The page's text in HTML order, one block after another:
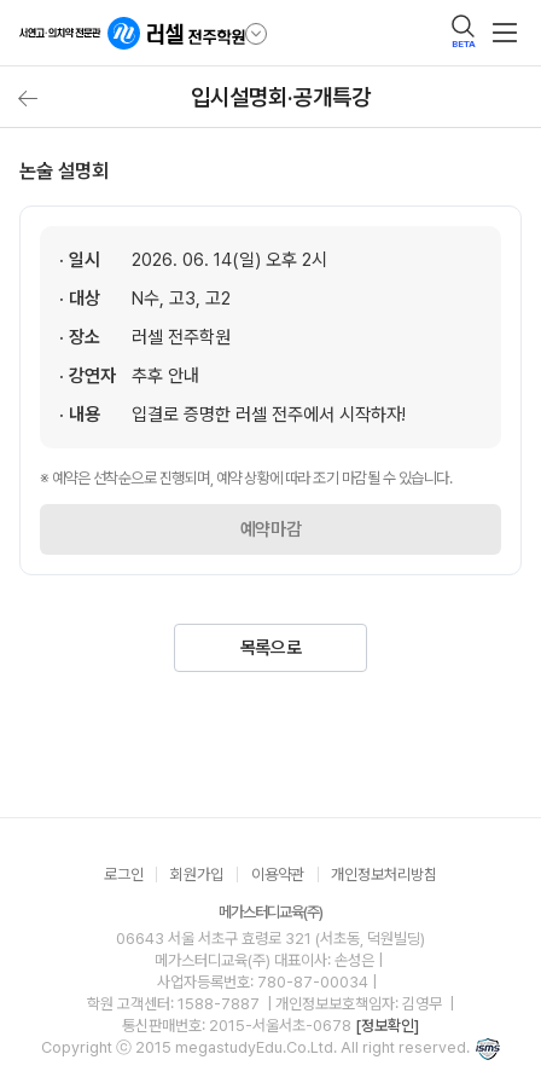
BETA
입시설명회·공개특강
논술 설명회
· 일시
2026. 06. 14(일) 오후 2시
· 대상
N수, 고3, 고2
· 장소
러셀 전주학원
· 강연자
추후 안내
· 내용
입결로 증명한 러셀 전주에서 시작하자!
※ 예약은 선착순으로 진행되며, 예약 상황에 따라 조기 마감될 수 있습니다.
예약마감
목록으로
로그인 회원가입 이용약관 개인정보처리방침
메가스터디교육(주)
06643 서울 서초구 효령로 321 (서초동, 덕원빌딩)
메가스터디교육(주) 대표이사: 손성은 |
사업자등록번호: 780-87-00034
학원 고객센터: 1588-7887
| 개인정보보호책임자: 김영무
통신판매번호: 2015-서울서초-0678 [정보확인]
Copyright ⓒ 2015 megastudyEdu.Co.Ltd. All right reserved.